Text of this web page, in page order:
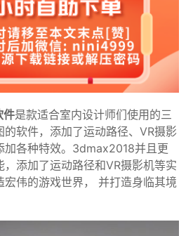
件是款适合室内设计师们使用的三
软件，添加了运动路径、VR摄影
加各种特效。3dmax2018并且更
添加了运动路径和VR摄影机等实
宏伟的游戏世界， 并打造身临其境